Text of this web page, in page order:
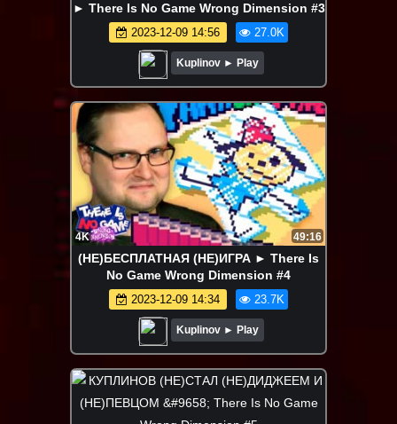
► There Is No Game Wrong Dimension #3
2023-12-09 14:56 27.0K
Kuplinov ► Play
4K 49:16
(НЕ)БЕСПЛАТНАЯ (НЕ)ИГРА ► There Is
No Game Wrong Dimension #4
2023-12-09 14:34 23.7K
Kuplinov ► Play